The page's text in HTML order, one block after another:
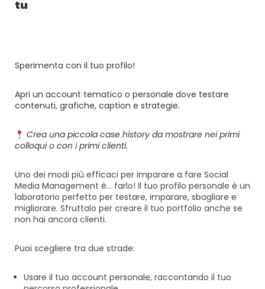
tu
Sperimenta con il tuo profilo!
Apri un account tematico o personale dove testare
contenuti, grafiche, caption e strategie.
Crea una piccola case history da mostrare nei primi
colloqui o con i primi clienti.
Uno dei modi più efficaci per imparare a fare Social
Media Management è… farlo! Il tuo profilo personale è un
laboratorio perfetto per testare, imparare, sbagliare e
migliorare. Sfruttalo per creare il tuo portfolio anche se
non hai ancora clienti.
Puoi scegliere tra due strade:
Usare il tuo account personale, raccontando il tuo